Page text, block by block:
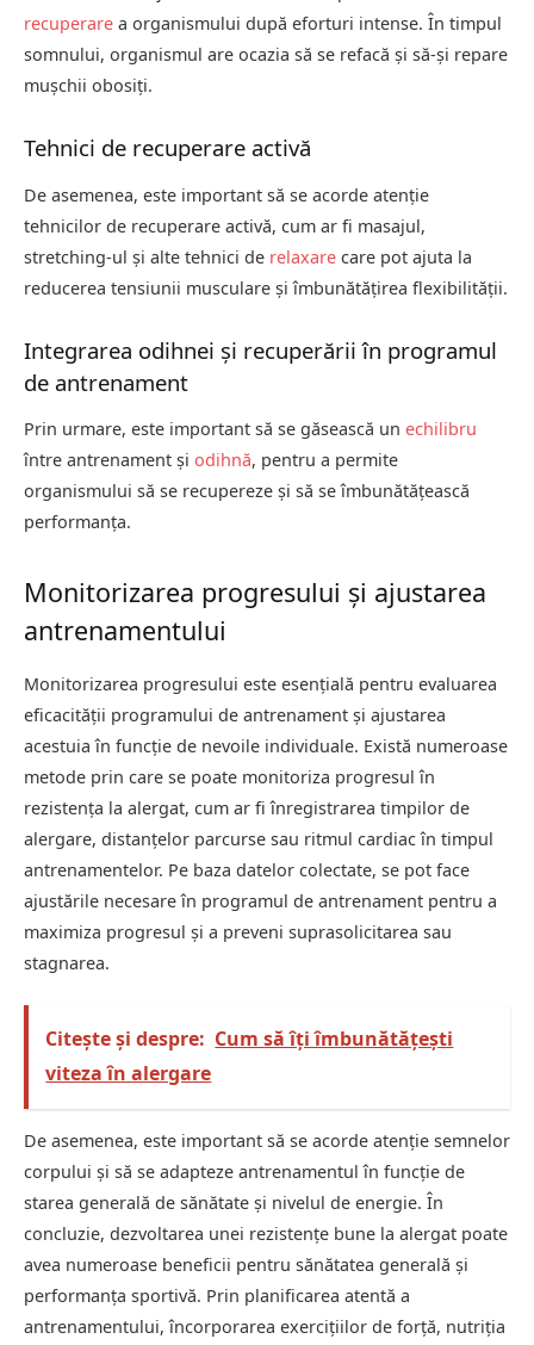
recuperare a organismului după eforturi intense. În timpul
somnului, organismul are ocazia să se refacă și să-și repare
mușchii obosiți.
Tehnici de recuperare activă
De asemenea, este important să se acorde atenție
tehnicilor de recuperare activă, cum ar fi masajul,
stretching-ul și alte tehnici de relaxare care pot ajuta la
reducerea tensiunii musculare și îmbunătățirea flexibilității.
Integrarea odihnei și recuperării în programul
de antrenament
Prin urmare, este important să se găsească un echilibru
între antrenament și odihnă, pentru a permite
organismului să se recupereze și să se îmbunătățească
performanța.
Monitorizarea progresului și ajustarea
antrenamentului
Monitorizarea progresului este esențială pentru evaluarea
eficacității programului de antrenament și ajustarea
acestuia în funcție de nevoile individuale. Există numeroase
metode prin care se poate monitoriza progresul în
rezistența la alergat, cum ar fi înregistrarea timpilor de
alergare, distanțelor parcurse sau ritmul cardiac în timpul
antrenamentelor. Pe baza datelor colectate, se pot face
ajustările necesare în programul de antrenament pentru a
maximiza progresul și a preveni suprasolicitarea sau
stagnarea.
Citește și despre: Cum să îți îmbunătățești
viteza în alergare
De asemenea, este important să se acorde atenție semnelor
corpului și să se adapteze antrenamentul în funcție de
starea generală de sănătate și nivelul de energie. În
concluzie, dezvoltarea unei rezistențe bune la alergat poate
avea numeroase beneficii pentru sănătatea generală și
performanța sportivă. Prin planificarea atentă a
antrenamentului, încorporarea exercițiilor de forță, nutriția